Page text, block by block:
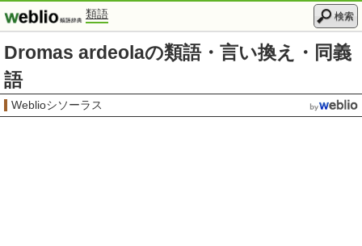
類語 検索
Dromas ardeolaの類語・言い換え・同義
語
Weblioシソーラス